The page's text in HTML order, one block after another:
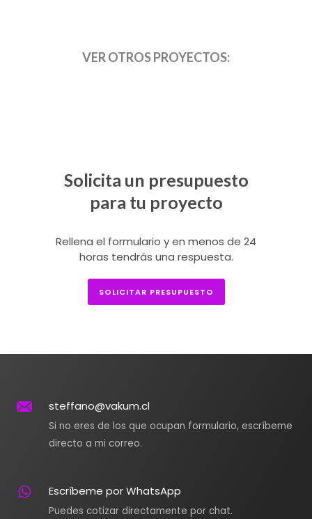
VER OTROS PROYECTOS:
Solicita un presupuesto
para tu proyecto
Rellena el formulario y en menos de 24
horas tendrás una respuesta.
SOLICITAR PRESUPUESTO
steffano@vakum.cl
Si no eres de los que ocupan formulario, escríbeme
directo a mi correo.
Escríbeme por WhatsApp
Puedes cotizar directamente por chat.